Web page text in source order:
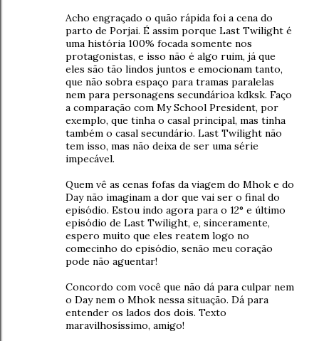
Acho engraçado o quão rápida foi a cena do
parto de Porjai. É assim porque Last Twilight é
uma história 100% focada somente nos
protagonistas, e isso não é algo ruim, já que
eles são tão lindos juntos e emocionam tanto,
que não sobra espaço para tramas paralelas
nem para personagens secundárioa kdksk. Faço
a comparação com My School President, por
exemplo, que tinha o casal principal, mas tinha
também o casal secundário. Last Twilight não
tem isso, mas não deixa de ser uma série
impecável.
Quem vê as cenas fofas da viagem do Mhok e do
Day não imaginam a dor que vai ser o final do
episódio. Estou indo agora para o 12° e último
episódio de Last Twilight, e, sinceramente,
espero muito que eles reatem logo no
comecinho do episódio, senão meu coração
pode não aguentar!
Concordo com você que não dá para culpar nem
o Day nem o Mhok nessa situação. Dá para
entender os lados dos dois. Texto
maravilhosíssimo, amigo!